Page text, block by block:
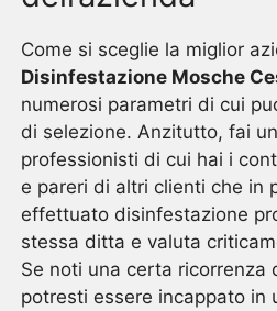
Come si sceglie la miglior
Disinfestazione Mosche
numerosi parametri di cui
di selezione. Anzitutto, fai
professionisti di cui hai i
e pareri di altri clienti che in
effettuato disinfestazione
stessa ditta e valuta
Se noti una certa ricorrenza
potresti essere incappato in